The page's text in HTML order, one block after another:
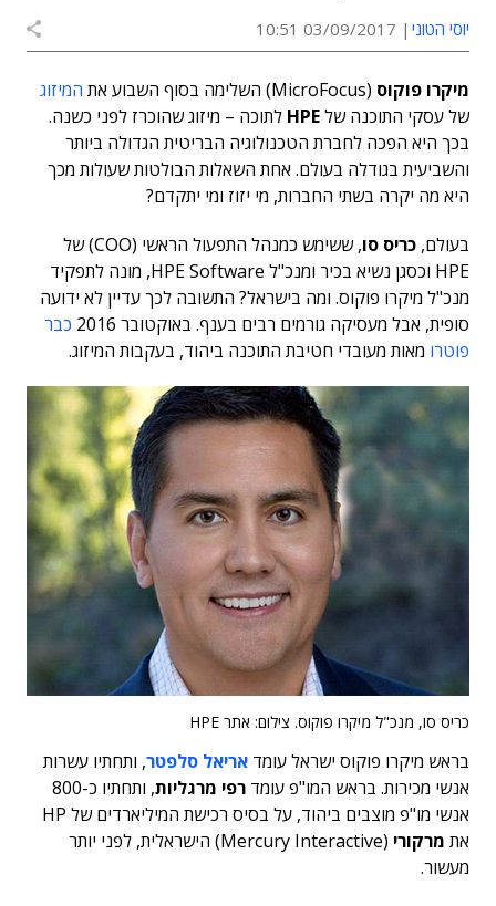
יוסי הטוני 03/09/2017 10:51
מיקרו פוקוס (MicroFocus) השלימה בסוף השבוע את
המיזוג
של עסקי התוכנה שלHPE לתוכה – מיזוג שהוכרז לפני כשנה.
בכך היא הפכה לחברת הטכנולוגיה הבריטית הגדולה ביותר
והשביעית בגודלה בעולם. אחת השאלות הבולטות שעולות מכך
היא מה יקרה בשתי החברות, מי יזוז ומי יתקדם?
בעולם, כריס סו
, ששימש כמנהל התפעול הראשי (COO) של
HPE וכסגן נשיא בכיר ומנכ"ל HPE Software, מונה לתפקיד
מנכ"ל מיקרו פוקוס. ומה בישראל? התשובה לכך עדיין לא ידועה
סופית, אבל מעסיקה גורמים רבים בענף. באוקטובר 2016
כבר
פוטרו מאות מעובדי חטיבת התוכנה ביהוד, בעקבות המיזוג.
כריס סו, מנכ"ל מיקרו פוקוס. צילום: אתר HPE
בראש מיקרו פוקוס ישראל עומד אריאל סלפטר, ותחתיו עשרות
אנשי מכירות. בראש המו"פ עומד רפי מרגליות
, ותחתיו כ-800
אנשי מו"פ מוצבים ביהוד, על בסיס רכישת המיליארדים של HP
את מרקורי
(Mercury Interactive) הישראלית, לפני יותר
מעשור.